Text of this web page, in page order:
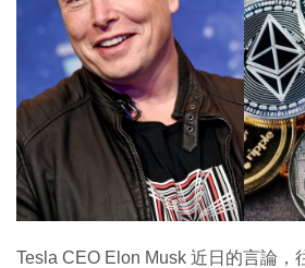
生成式AI與雲端應用
Enterprise Digital Transformation
特集
Tesla CEO Elon Musk 近日的言論，